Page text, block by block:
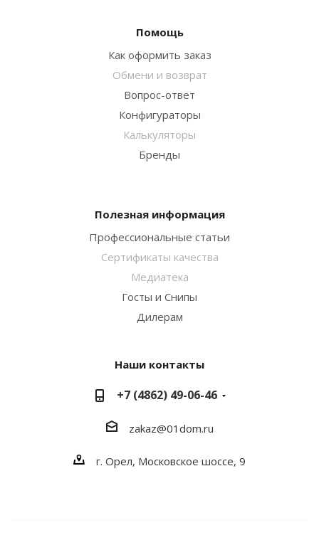
Помощь
Как оформить заказ
Обмени и возврат
Вопрос-ответ
Конфигураторы
Калькуляторы
Бренды
Полезная информация
Профессиональные статьи
Сертификаты качества
Медиатека
Госты и Снипы
Дилерам
Наши контакты
+7 (4862) 49-06-46
zakaz@01dom.ru
г. Орел, Московское шоссе, 9